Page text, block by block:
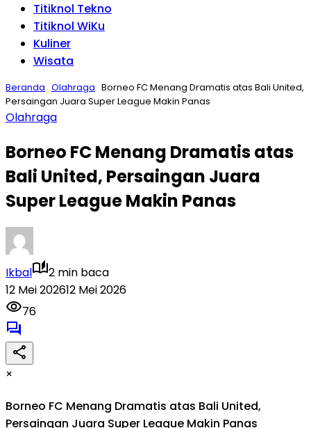
Titiknol Tekno
Titiknol WiKu
Kuliner
Wisata
Beranda Olahraga Borneo FC Menang Dramatis atas Bali United,
Persaingan Juara Super League Makin Panas
Olahraga
Borneo FC Menang Dramatis atas
Bali United, Persaingan Juara
Super League Makin Panas
Ikbal
2 min baca
12 Mei 202612 Mei 2026
76
×
Borneo FC Menang Dramatis atas Bali United,
Persaingan Juara Super League Makin Panas